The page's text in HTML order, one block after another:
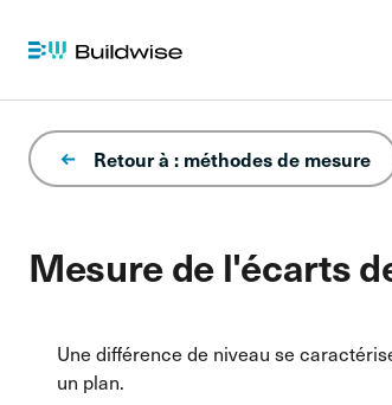
Mesure de l'écarts
Retour à : méthodes de mesure
Une différence de niveau se
un plan.